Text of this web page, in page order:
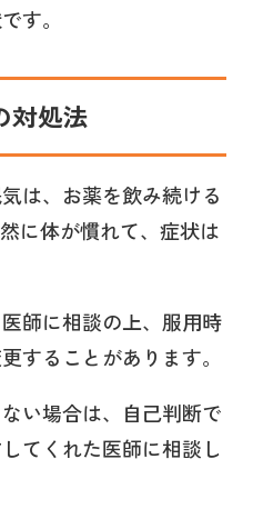
す。
対処法
は、お薬を飲み続ける
に体が慣れて、症状は
師に相談の上、服用時
することがあります。
い場合は、自己判断で
てくれた医師に相談し